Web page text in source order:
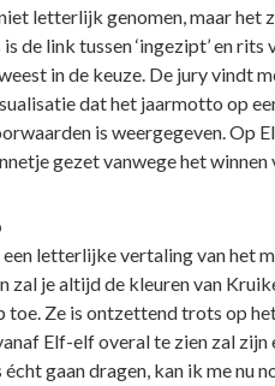
niet letterlijk genomen, maar het
de link tussen ‘ingezipt’ en rits
in de keuze. De jury vindt
dat het jaarmotto op
is weergegeven. Op
gezet vanwege het
letterlijke vertaling van het
je altijd de kleuren van
toe. Ze is ontzettend trots op
Elf-elf overal te zien zal zijn
gaan dragen, kan ik me nu